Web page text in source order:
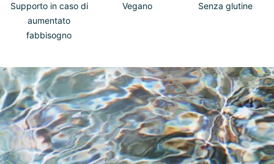
Supporto in caso di
aumentato
fabbisogno
Vegano Senza glutine